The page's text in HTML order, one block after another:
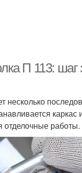
П 113:
несколько
работы.